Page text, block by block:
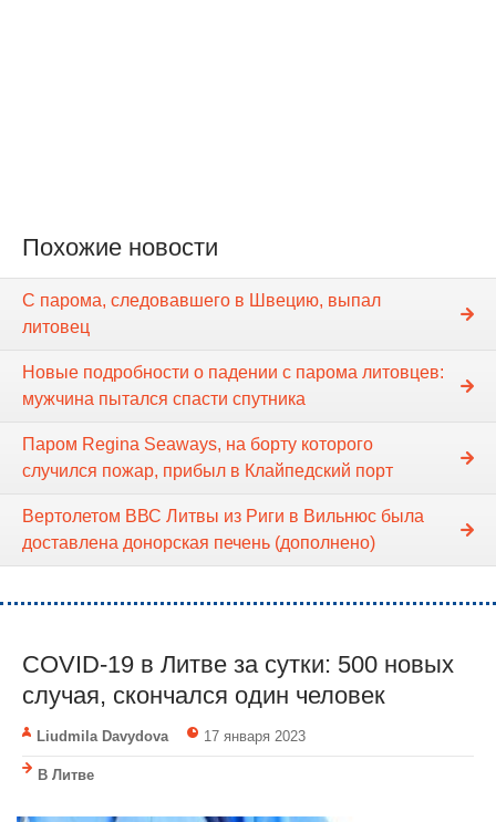
Похожие новости
С парома, следовавшего в Швецию, выпал
литовец
Новые подробности о падении c парома литовцев:
мужчина пытался спасти спутника
Паром Regina Seaways, на борту которого
случился пожар, прибыл в Клайпедский порт
Вертолетом ВВС Литвы из Риги в Вильнюс была
доставлена донорская печень (дополнено)
COVID-19 в Литве за сутки: 500 новых
случая, скончался один человек
Liudmila Davydova 17 января 2023
В Литве